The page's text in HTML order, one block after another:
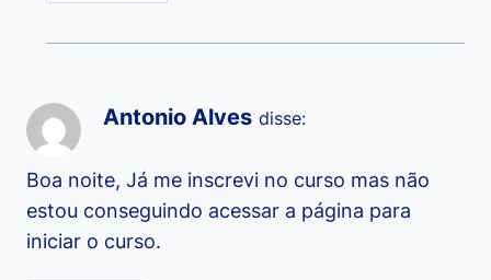
Antonio Alves disse:
Boa noite, Já me inscrevi no curso mas não
estou conseguindo acessar a página para
iniciar o curso.